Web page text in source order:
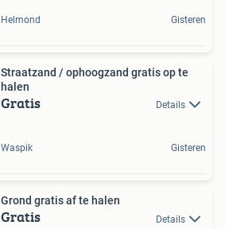
Helmond Gisteren
Straatzand / ophoogzand gratis op te
halen
Gratis Details
Waspik Gisteren
Grond gratis af te halen
Gratis Details